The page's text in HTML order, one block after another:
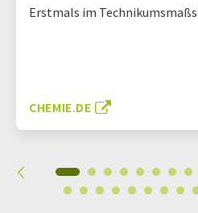
Erstmals im
CHEMIE.DE